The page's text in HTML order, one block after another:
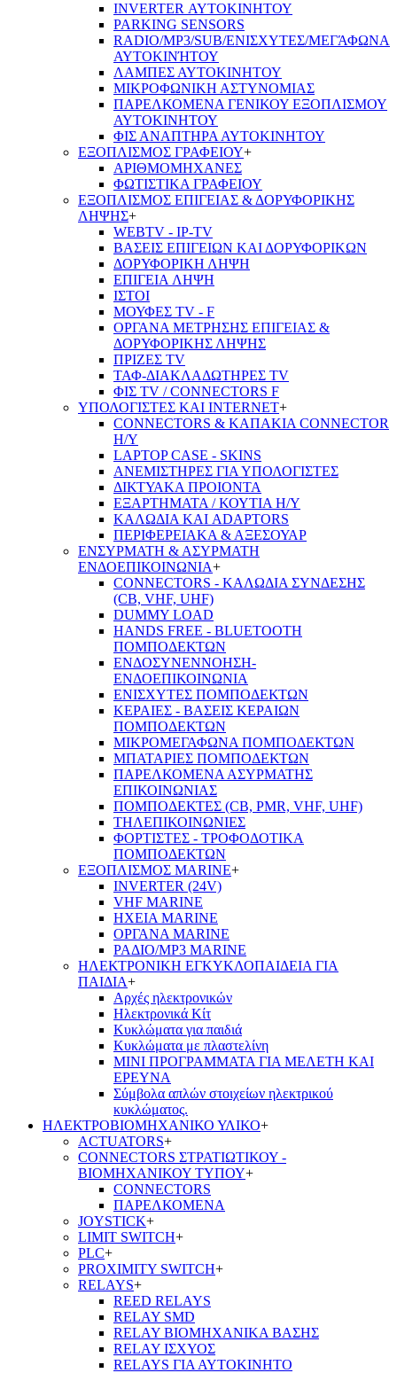
INVERTER ΑΥΤΟΚΙΝΗΤΟΥ
PARKING SENSORS
RADIO/MP3/SUB/ΕΝΙΣΧΥΤΕΣ/ΜΕΓΆΦΩΝΑ
ΑΥΤΟΚΙΝΉΤΟΥ
ΛΑΜΠΕΣ ΑΥΤΟΚΙΝΗΤΟΥ
ΜΙΚΡΟΦΩΝΙΚΗ ΑΣΤΥΝΟΜΙΑΣ
ΠΑΡΕΛΚΟΜΕΝΑ ΓΕΝΙΚΟΥ ΕΞΟΠΛΙΣΜΟΥ
ΑΥΤΟΚΙΝΗΤΟΥ
ΦΙΣ ΑΝΑΠΤΗΡΑ ΑΥΤΟΚΙΝΗΤΟΥ
ΕΞΟΠΛΙΣΜΟΣ ΓΡΑΦΕΙΟΥ+
ΑΡΙΘΜΟΜΗΧΑΝΕΣ
ΦΩΤΙΣΤΙΚΑ ΓΡΑΦΕΙΟΥ
ΕΞΟΠΛΙΣΜΟΣ ΕΠΙΓΕΙΑΣ & ΔΟΡΥΦΟΡΙΚΗΣ
ΛΗΨΗΣ+
WEBTV - IP-TV
ΒΑΣΕΙΣ ΕΠΙΓΕΙΩΝ ΚΑΙ ΔΟΡΥΦΟΡΙΚΩΝ
ΔΟΡΥΦΟΡΙΚΗ ΛΗΨΗ
ΕΠΙΓΕΙA ΛΗΨΗ
ΙΣΤΟΙ
ΜΟΥΦΕΣ TV - F
ΟΡΓΑΝΑ ΜΕΤΡΗΣΗΣ ΕΠΙΓΕΙΑΣ &
ΔΟΡΥΦΟΡΙΚΗΣ ΛΗΨΗΣ
ΠΡΙΖΕΣ TV
ΤΑΦ-ΔΙΑΚΛΑΔΩΤΗΡΕΣ TV
ΦΙΣ TV / CONNECTORS F
ΥΠΟΛΟΓΙΣΤΕΣ ΚΑΙ INTERNET+
CONNECTORS & ΚΑΠΑΚΙΑ CONNECTOR
Η/Υ
LAPTOP CASE - SKINS
ΑΝΕΜΙΣΤΗΡΕΣ ΓΙΑ ΥΠΟΛΟΓΙΣΤΕΣ
ΔΙΚΤΥΑΚΑ ΠΡΟΙΟΝΤΑ
ΕΞΑΡΤΗΜΑΤΑ / ΚΟΥΤΙΑ Η/Υ
ΚΑΛΩΔΙΑ ΚΑΙ ADAPTORS
ΠΕΡΙΦΕΡΕΙΑΚΑ & ΑΞΕΣΟΥΑΡ
ΕΝΣΥΡΜΑΤΗ & ΑΣΥΡΜΑΤΗ
ΕΝΔΟΕΠΙΚΟΙΝΩΝΙΑ+
CONNECTORS - ΚΑΛΩΔΙΑ ΣΥΝΔΕΣΗΣ
(CB, VHF, UHF)
DUMMY LOAD
HANDS FREE - BLUETOOTH
ΠΟΜΠΟΔΕΚΤΩΝ
ΕΝΔΟΣΥΝΕΝΝΟΗΣΗ-
ΕΝΔΟΕΠΙΚΟΙΝΩΝΙΑ
ΕΝΙΣΧΥΤΕΣ ΠΟΜΠΟΔΕΚΤΩΝ
ΚΕΡΑΙΕΣ - ΒΑΣΕΙΣ ΚΕΡΑΙΩΝ
ΠΟΜΠΟΔΕΚΤΩΝ
ΜΙΚΡΟΜΕΓΑΦΩΝΑ ΠΟΜΠΟΔΕΚΤΩΝ
ΜΠΑΤΑΡΙΕΣ ΠΟΜΠΟΔΕΚΤΩΝ
ΠΑΡΕΛΚΟΜΕΝΑ ΑΣΥΡΜΑΤΗΣ
ΕΠΙΚΟΙΝΩΝΙΑΣ
ΠΟΜΠΟΔΕΚΤΕΣ (CB, PMR, VHF, UHF)
ΤΗΛΕΠΙΚΟΙΝΩΝΙΕΣ
ΦΟΡΤΙΣΤΕΣ - ΤΡΟΦΟΔΟΤΙΚΑ
ΠΟΜΠΟΔΕΚΤΩΝ
ΕΞΟΠΛΙΣΜΟΣ MARINE+
INVERTER (24V)
VHF MARINE
ΗΧΕΙΑ MARINE
ΟΡΓΑΝΑ MARINE
ΡΑΔΙΟ/MP3 MARINE
ΗΛΕΚΤΡΟΝΙΚΗ ΕΓΚΥΚΛΟΠΑΙΔΕΙΑ ΓΙΑ
ΠΑΙΔΙΑ+
Αρχές ηλεκτρονικών
Ηλεκτρονικά Κίτ
Κυκλώματα για παιδιά
Κυκλώματα με πλαστελίνη
ΜΙΝΙ ΠΡΟΓΡΑΜΜΑΤΑ ΓΙΑ ΜΕΛΕΤΗ ΚΑΙ
ΕΡΕΥΝΑ
Σύμβολα απλών στοιχείων ηλεκτρικού
κυκλώματος.
ΗΛΕΚΤΡΟΒΙΟΜΗΧΑΝΙΚΟ ΥΛΙΚΟ+
ACTUATORS+
CONNECTORS ΣΤΡΑΤΙΩΤΙΚΟΥ -
ΒΙΟΜΗΧΑΝΙΚΟΥ ΤΥΠΟΥ+
CONNECTORS
ΠΑΡΕΛΚΟΜΕΝΑ
JOYSTICK+
LIMIT SWITCH+
PLC+
PROXIMITY SWITCH+
RELAYS+
REED RELAYS
RELAY SMD
RELAY ΒΙΟΜΗΧΑΝΙΚΑ ΒΑΣΗΣ
RELAY ΙΣΧΥΟΣ
RELAYS ΓΙΑ ΑΥΤΟΚΙΝΗΤΟ